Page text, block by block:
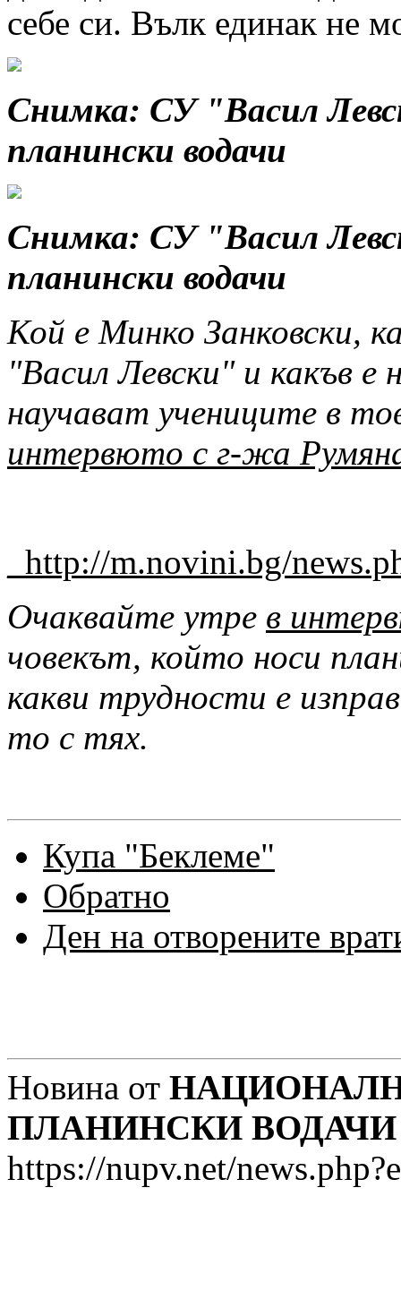
себе си. Вълк единак не
Снимка: СУ "Васил
планински водачи
Снимка: СУ "Васил
планински водачи
Кой е Минко Занковски,
"Васил Левски" и какъв е
научават учениците в
интервюто с г-жа
http://m.novini.bg/
Очаквайте утре в
човекът, който носи
какви трудности е
то с тях.
Купа "Беклеме"
Обратно
Ден на отворените
Новина от
ПЛАНИНСКИ ВОДАЧИ
https://nupv.net/